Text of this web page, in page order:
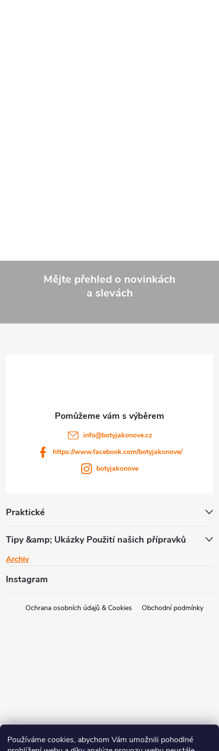
Používáme cookies, abychom Vám umožnili pohodlné
á
Mějte přehled o novinkách
a slevách
Praktické
Tipy &amp; Ukázky Použití našich přípravků
Archiv
info@botyjakonove.cz
https://www.facebook.com/botyjakonove/
botyjakonove
Instagram
Ochrana osobních údajů & Cookies Obchodní podmínky